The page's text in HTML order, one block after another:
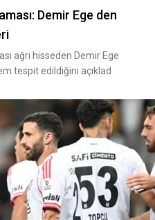
Demir Ege den
ağrı hisseden Demir Ege
tespit edildiğini açıklad